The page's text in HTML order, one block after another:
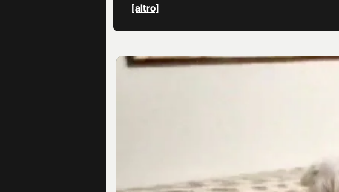
Louis Dassilva per non aver commesso il reato.
altri indagati per l'omicido che è apparso sin da
[altro]